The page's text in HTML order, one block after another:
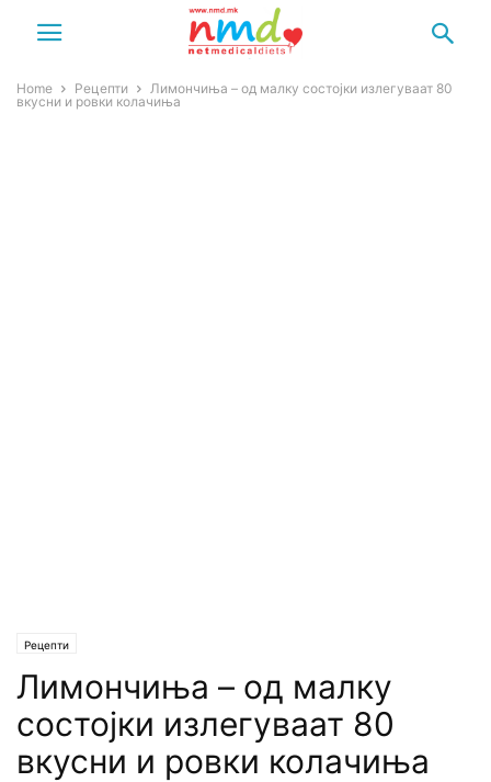
Home Рецепти
Лимончиња – од малку состојки излегуваат 80
вкусни и ровки колачиња
Рецепти
Лимончиња – од малку
состојки излегуваат 80
вкусни и ровки колачиња